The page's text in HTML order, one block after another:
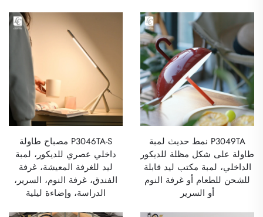
P3049TA نمط حديث لمبة
طاولة على شكل مظلة للديكور
الداخلي، لمبة مكتب ليد قابلة
للشحن للطعام أو غرفة النوم
أو السرير
P3046TA-S مصباح طاولة
داخلي عصري للديكور، لمبة
ليد للغرفة المعيشة، غرفة
الفندق، غرفة النوم، السرير،
الدراسة، وإضاءة ليلية